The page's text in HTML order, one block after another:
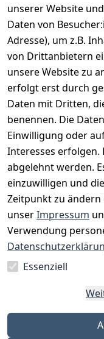
Wir haben
Kategorie.
Haben
unserer Website
Daten von
Adresse), um z.B.
von Drittanbietern
unsere Website zu
erfolgt erst durch
Daten mit Dritten,
benennen. Die
Einwilligung oder
Interesses
abgelehnt werden.
einzuwilligen und
Zeitpunkt zu ändern
unserImpressum
Verwendung
Essenziell
Rechtliches
AGB
Impressum
Datenschutze
rklärung
Barrierefreihe